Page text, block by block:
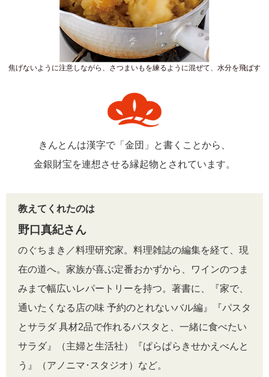
焦げないように注意しながら、さつまいもを練るように混ぜて、水分を飛ばす
きんとんは漢字で「金団」と書くことから、
金銀財宝を連想させる縁起物とされています。
教えてくれたのは
野口真紀さん
のぐちまき／料理研究家。料理雑誌の編集を経て、現
在の道へ。家族が喜ぶ定番おかずから、ワインのつま
みまで幅広いレパートリーを持つ。著書に、『家で、
通いたくなる店の味 予約のとれないバル編』『パスタ
とサラダ 具材2品で作れるパスタと、一緒に食べたい
サラダ』（主婦と生活社）『ぱらぱらきせかえべんと
う』（アノニマ･スタジオ）など。